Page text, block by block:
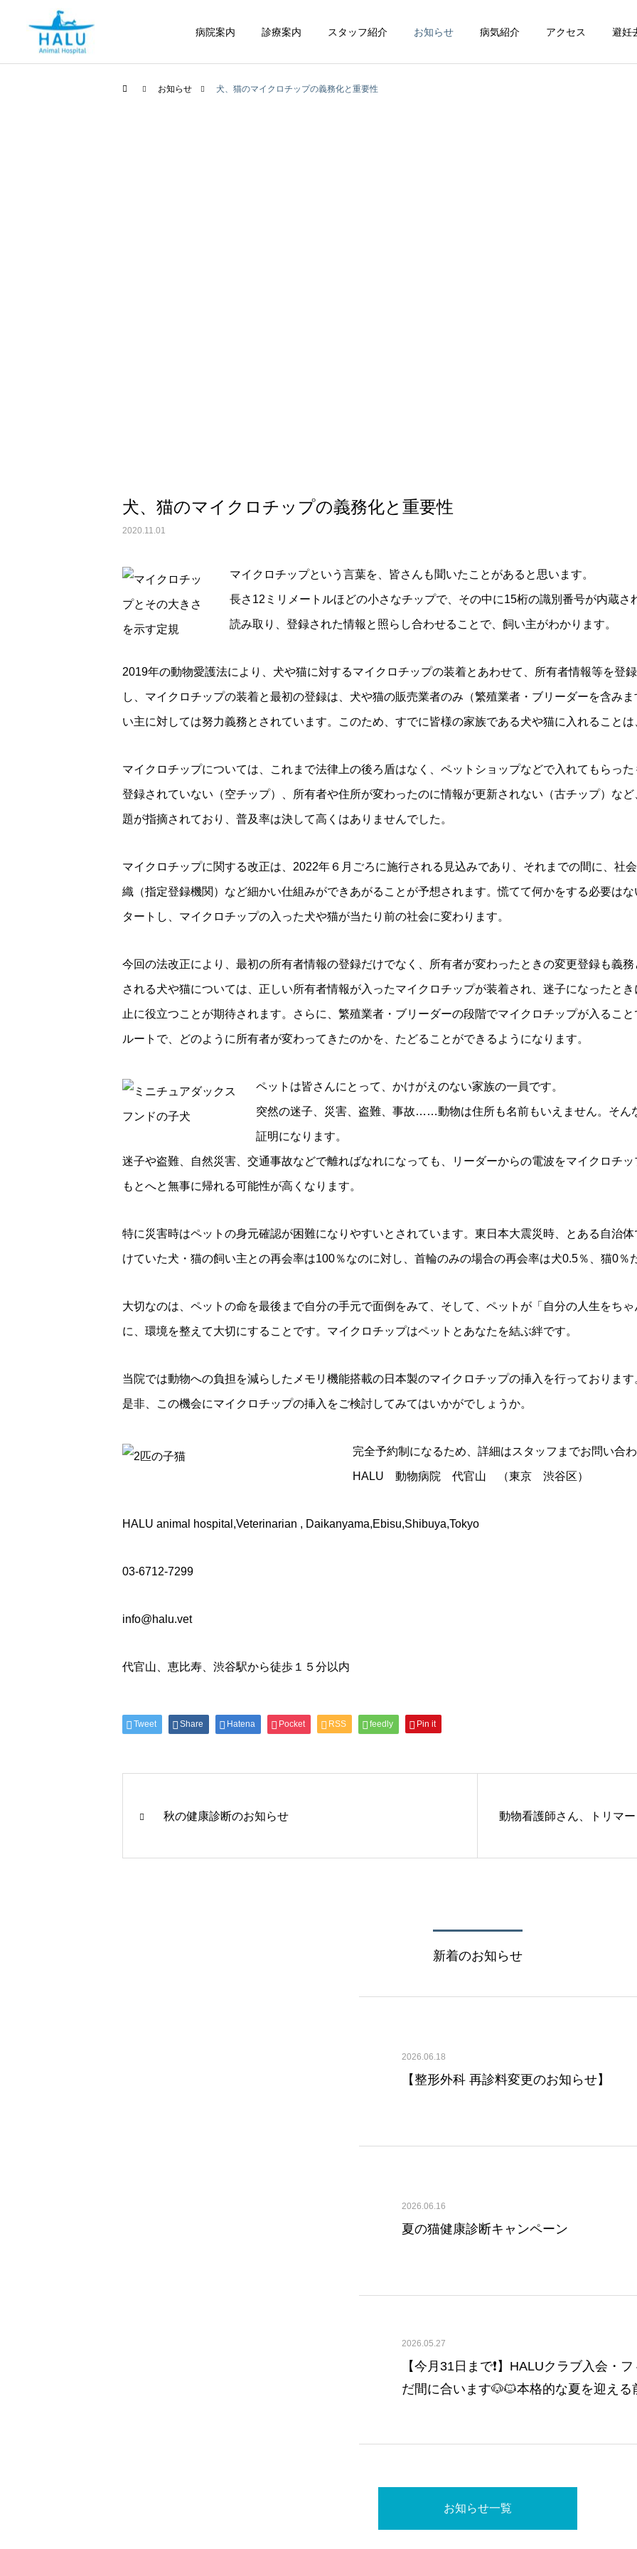
病院案内 診療案内 スタッフ紹介 お知らせ 病気紹介 アクセス 避妊
お知らせ 犬、猫のマイクロチップの義務化と重要性
犬、猫のマイクロチップの義務化と重要性
2020.11.01
マイクロチップという言葉を、皆さんも聞いたことがあると思います。
長さ12ミリメートルほどの小さなチップで、その中に15桁の識別番号が内蔵
読み取り、登録された情報と照らし合わせることで、飼い主がわかります。
2019年の動物愛護法により、犬や猫に対するマイクロチップの装着とあわせて、所有者情報等を登
し、マイクロチップの装着と最初の登録は、犬や猫の販売業者のみ（繁殖業者・ブリーダーを含み
い主に対しては努力義務とされています。このため、すでに皆様の家族である犬や猫に入れること
マイクロチップについては、これまで法律上の後ろ盾はなく、ペットショップなどで入れてもらっ
登録されていない（空チップ）、所有者や住所が変わったのに情報が更新されない（古チップ）な
題が指摘されており、普及率は決して高くはありませんでした。
マイクロチップに関する改正は、2022年６月ごろに施行される見込みであり、それまでの間に、社
織（指定登録機関）など細かい仕組みができあがることが予想されます。慌てて何かをする必要は
タートし、マイクロチップの入った犬や猫が当たり前の社会に変わります。
今回の法改正により、最初の所有者情報の登録だけでなく、所有者が変わったときの変更登録も義
される犬や猫については、正しい所有者情報が入ったマイクロチップが装着され、迷子になったと
止に役立つことが期待されます。さらに、繁殖業者・ブリーダーの段階でマイクロチップが入るこ
ルートで、どのように所有者が変わってきたのかを、たどることができるようになります。
ペットは皆さんにとって、かけがえのない家族の一員です。
突然の迷子、災害、盗難、事故……動物は住所も名前もいえません。そん
証明になります。
迷子や盗難、自然災害、交通事故などで離ればなれになっても、リーダーからの電波をマイクロチ
もとへと無事に帰れる可能性が高くなります。
特に災害時はペットの身元確認が困難になりやすいとされています。東日本大震災時、とある自治
けていた犬・猫の飼い主との再会率は100％なのに対し、首輪のみの場合の再会率は犬0.5％、猫0％
大切なのは、ペットの命を最後まで自分の手元で面倒をみて、そして、ペットが「自分の人生をち
に、環境を整えて大切にすることです。マイクロチップはペットとあなたを結ぶ絆です。
当院では動物への負担を減らしたメモリ機能搭載の日本製のマイクロチップの挿入を行っております
是非、この機会にマイクロチップの挿入をご検討してみてはいかがでしょうか。
完全予約制になるため、詳細はスタッフまでお問い合
HALU 動物病院 代官山 （東京 渋谷区）
HALU animal hospital,Veterinarian , Daikanyama,Ebisu,Shibuya,Tokyo
03-6712-7299
info@halu.vet
代官山、恵比寿、渋谷駅から徒歩１５分以内
Tweet Share Hatena Pocket RSS feedly Pin it
秋の健康診断のお知らせ 動物看護師さん、トリマ
新着のお知らせ
2026.06.18
【整形外科 再診料変更のお知らせ】
2026.06.16
夏の猫健康診断キャンペーン
2026.05.27
【今月31日まで❗️】HALUクラブ入会・
だ間に合います🐶🐱本格的な夏を迎え
お知らせ一覧